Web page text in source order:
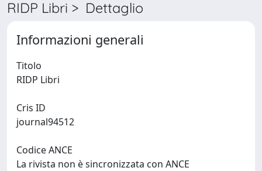
RIDP Libri > Dettaglio
Informazioni generali
Titolo
Cris ID
Codice ANCE
La rivista non è sincronizzata con ANCE